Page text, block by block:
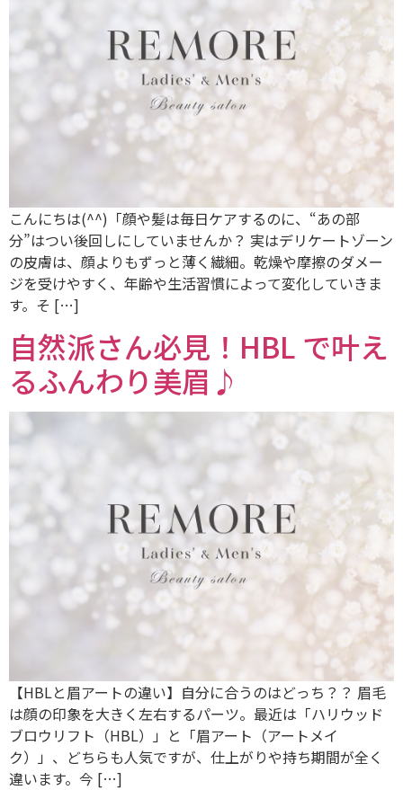
こんにちは(^^)「顔や髪は毎日ケアするのに、“あの部
分”はつい後回しにしていませんか？ 実はデリケートゾーン
の皮膚は、顔よりもずっと薄く繊細。乾燥や摩擦のダメー
ジを受けやすく、年齢や生活習慣によって変化していきま
す。そ […]
自然派さん必見！HBL で叶え
るふんわり美眉♪
【HBLと眉アートの違い】自分に合うのはどっち？？ 眉毛
は顔の印象を大きく左右するパーツ。最近は「ハリウッド
ブロウリフト（HBL）」と「眉アート（アートメイ
ク）」、どちらも人気ですが、仕上がりや持ち期間が全く
違います。今 […]